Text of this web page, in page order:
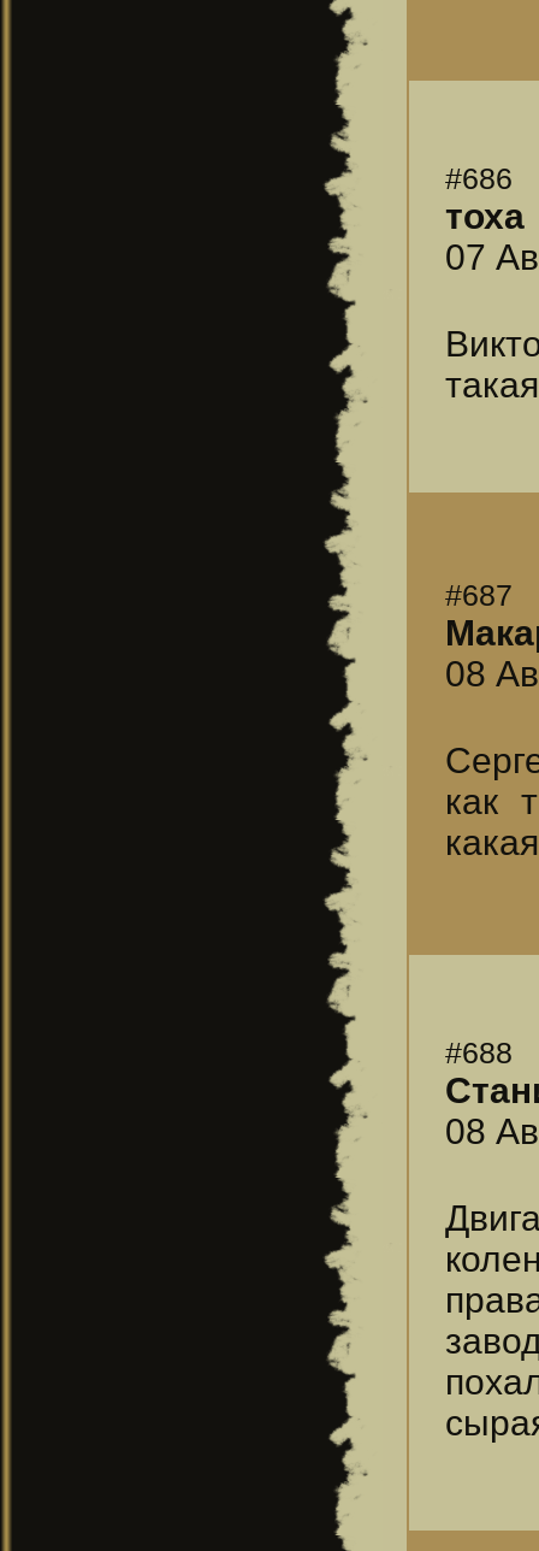
#686
тоха
07
#687
08
как
#688
08